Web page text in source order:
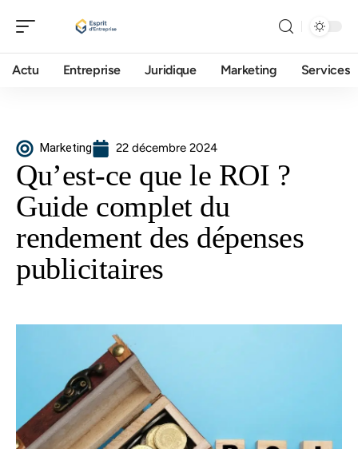
Actu Entreprise Juridique Marketing Services
Marketing 22 décembre 2024
Qu’est-ce que le ROI ?
Guide complet du
rendement des dépenses
publicitaires